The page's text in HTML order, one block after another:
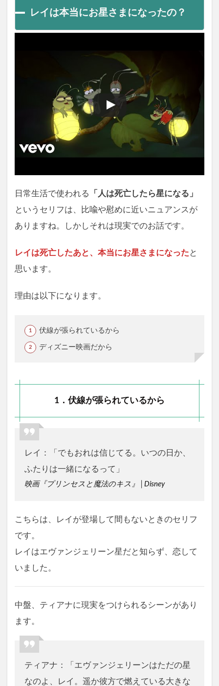
レイは本当にお星さまになったの？
日常生活で使われる 「人は死亡したら星になる」
というセリフは、比喩や慰めに近いニュアンスが
ありますね。しかしそれは現実でのお話です。
レイは死亡したあと、本当にお星さまになった と
思います。
理由は以下になります。
伏線が張られているから
ディズニー映画だから
1．伏線が張られているから
レイ：「でもおれは信じてる。いつの日か、
ふたりは一緒になるって」
映画『プリンセスと魔法のキス』│Disney
こちらは、レイが登場して間もないときのセリフ
です。
レイはエヴァンジェリーン星だと知らず、恋して
いました。
中盤、ティアナに現実をつけられるシーンがあり
ます。
ティアナ：「エヴァンジェリーンはただの星
なのよ、レイ。遥か彼方で燃えている大きな